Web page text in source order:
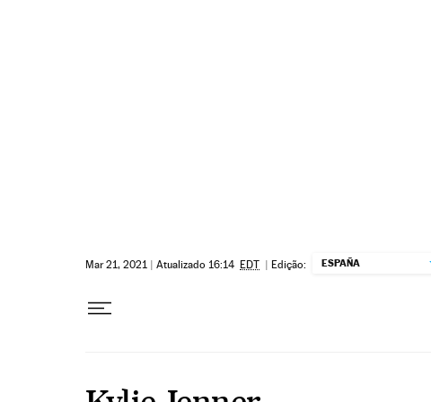
Mar 21, 2021 | Atualizado 16:14 EDT | Edição: ESPAÑA